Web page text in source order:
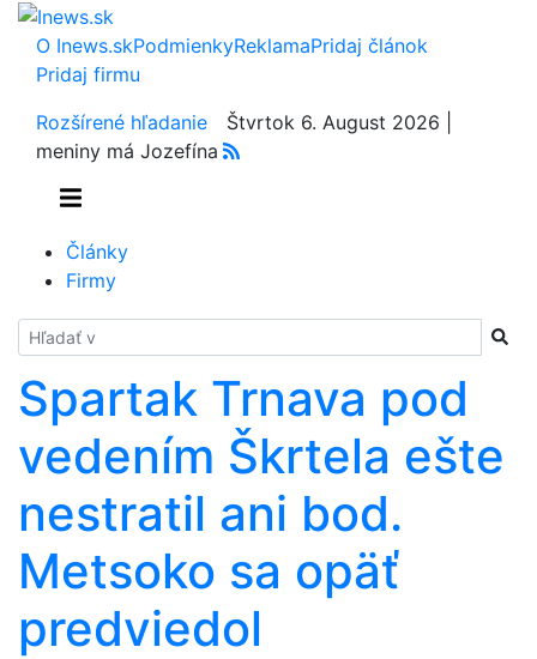
O Inews.skPodmienkyReklamaPridaj článok
Pridaj firmu
Rozšírené hľadanie
Štvrtok 6. August 2026 |
meniny má Jozefína
Články
Firmy
Hladať
Spartak Trnava pod
vedením Škrtela ešte
nestratil ani bod.
Metsoko sa opäť
predviedol